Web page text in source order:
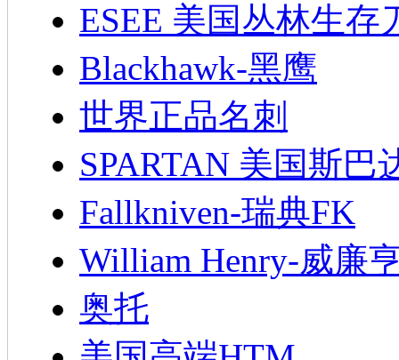
ESEE 美国丛林生存
Blackhawk-黑鹰
世界正品名刺
SPARTAN 美国斯巴
Fallkniven-瑞典FK
William Henry-威廉
奥托